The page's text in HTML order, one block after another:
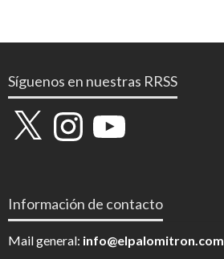
Síguenos en nuestras RRSS
X InstagramYouTube
Información de contacto
Mail general: info@elpalomitron.com